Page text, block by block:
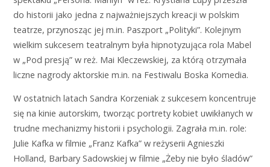
do historii jako jedna z najważniejszych kreacji w polskim
teatrze, przynosząc jej m.in. Paszport „Polityki”. Kolejnym
wielkim sukcesem teatralnym była hipnotyzująca rola Mabel
w „Pod presją” w reż. Mai Kleczewskiej, za którą otrzymała
liczne nagrody aktorskie m.in. na Festiwalu Boska Komedia.
W ostatnich latach Sandra Korzeniak z sukcesem koncentruje
się na kinie autorskim, tworząc portrety kobiet uwikłanych w
trudne mechanizmy historii i psychologii. Zagrała m.in. role:
Julie Kafka w filmie „Franz Kafka” w reżyserii Agnieszki
Holland, Barbary Sadowskiej w filmie „Żeby nie było śladów”